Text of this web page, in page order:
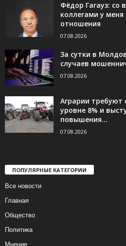
Фёдор Гагауз: со
коллегами у
отношения
07.08.2026
За сутки в
случаев
07.08.2026
Аграрии требуют
уровне 8% и
повышения...
07.08.2026
ПОПУЛЯРНЫЕ КАТЕГОРИИ
Все новости
Главная
Общество
Политика
Мнение